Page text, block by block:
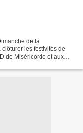
de la
les festivités de
de Miséricorde et aux